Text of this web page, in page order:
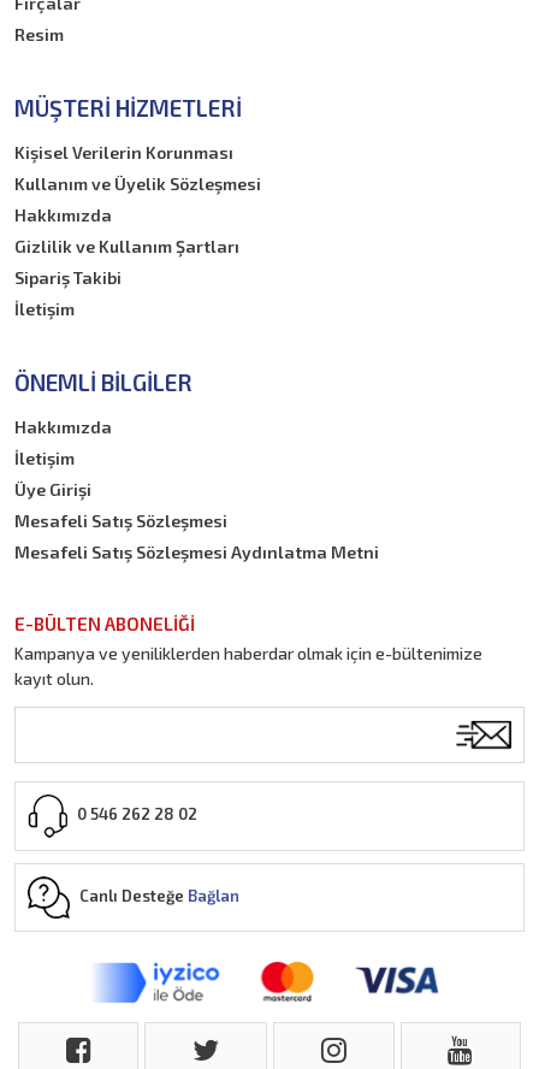
Resim
MÜŞTERI HIZMETLERI
Kişisel Verilerin Korunması
Kullanım ve Üyelik Sözleşmesi
Hakkımızda
Gizlilik ve Kullanım Şartları
Sipariş Takibi
İletişim
ÖNEMLI BILGILER
Hakkımızda
İletişim
Üye Girişi
Mesafeli Satış Sözleşmesi
Mesafeli Satış Sözleşmesi Aydınlatma Metni
E-BÜLTEN ABONELİĞİ
Kampanya ve yeniliklerden haberdar olmak için e-bültenimize
kayıt olun.
0 546 262 28 02
Canlı Desteğe Bağlan